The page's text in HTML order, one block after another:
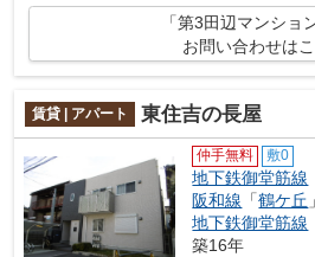
「第3田辺マンショ
お問い合わせは
賃貸 | アパート 東住吉の長屋
仲手無料 敷0
地下鉄御堂筋線
阪和線 「鶴ケ丘
地下鉄御堂筋線
築16年